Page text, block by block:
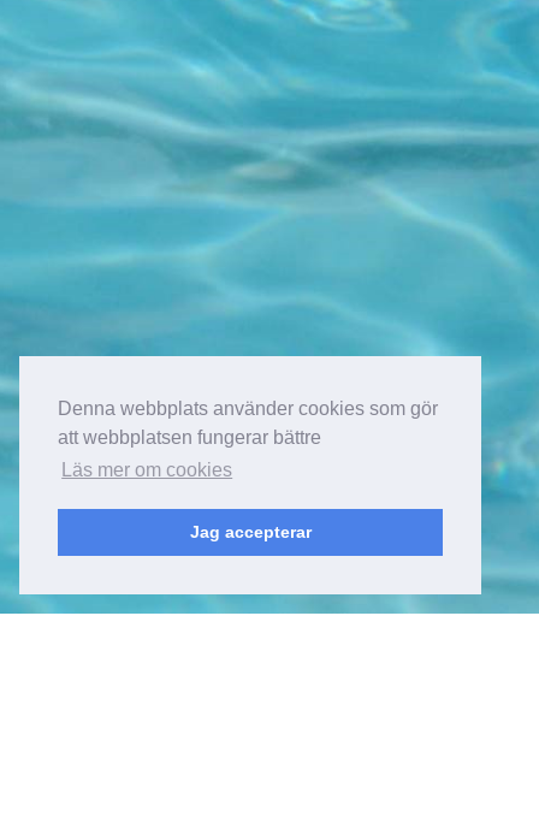
Denna webbplats använder cookies som gör
att webbplatsen fungerar bättre
Läs mer om cookies
Jag accepterar